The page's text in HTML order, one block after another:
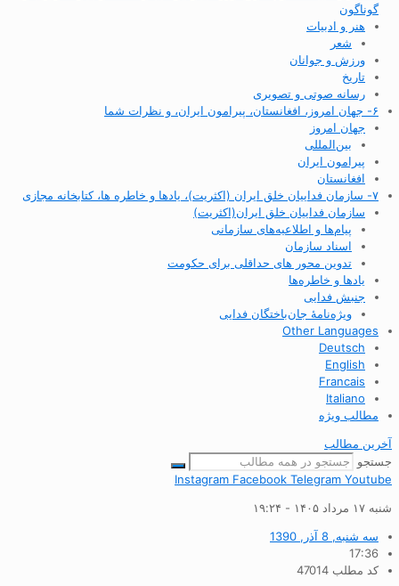
گوناگون
هنر و ادبیات
شعر
ورزش و جوانان
تاریخ
رسانه صوتی و تصویری
۶- جهان امروز، افغانستان، پیرامون ایران، و نظرات شما
جهان امروز
بین‌المللی
پیرامون ایران
افغانستان
۷- سازمان فداییان خلق ایران (اکثریت)، یادها و خاطره ها، کتابخانه مجازی
سازمان فداییان خلق ایران(اکثریت)
پیام‌ها و اطلاعیه‌های سازمانی
اسناد سازمان
تدوین محور های حداقلی برای حکومت
یادها و خاطره‌ها
جنبش فدایی
ویژه‌نامهٔ جان‌باختگان فدایی
Other Languages
Deutsch
English
Francais
Italiano
مطالب ویژه
آخرین مطالب
جستجو
Instagram Facebook Telegram Youtube
شنبه ۱۷ مرداد ۱۴۰۵ - ۱۹:۲۴
سه شنبه, 8 آذر, 1390
17:36
کد مطلب 47014